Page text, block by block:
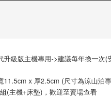
級版主機專用->建議每年換一次(
11.5cm x 厚2.5cm (尺寸為涼山泊
主機+床墊)，歡迎至賣場查看